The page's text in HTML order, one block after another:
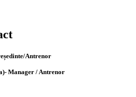
Antrenor
Manager / Antrenor